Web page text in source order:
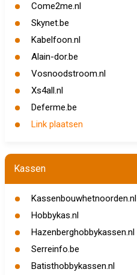
Come2me.nl
Skynet.be
Kabelfoon.nl
Alain-dor.be
Vosnoodstroom.nl
Xs4all.nl
Deferme.be
Link plaatsen
Kassen
Kassenbouwhetnoorden.nl
Hobbykas.nl
Hazenberghobbykassen.nl
Serreinfo.be
Batisthobbykassen.nl